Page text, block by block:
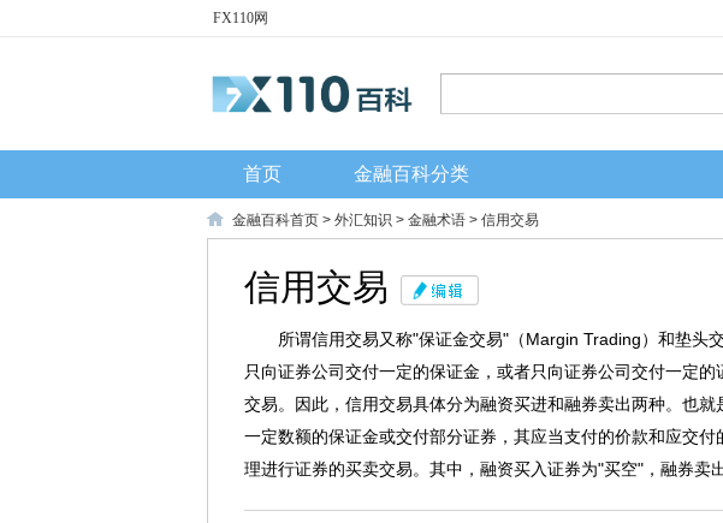
FX110网
首页 金融百科分类
金融百科首页 > 外汇知识 > 金融术语 > 信用交易
信用交易
所谓信用交易又称"保证金交易"（Margin Trading）和垫头
只向证券公司交付一定的保证金，或者只向证券公司交付一定
交易。因此，信用交易具体分为融资买进和融券卖出两种。也
一定数额的保证金或交付部分证券，其应当支付的价款和应交
理进行证券的买卖交易。其中，融资买入证券为"买空"，融券卖